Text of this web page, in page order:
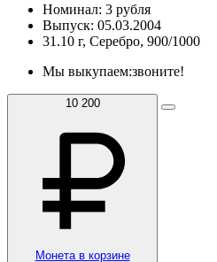
Номинал: 3 рубля
Выпуск: 05.03.2004
31.10 г, Серебро, 900/1000
Мы выкупаем:звоните!
10 200
Монета в корзине